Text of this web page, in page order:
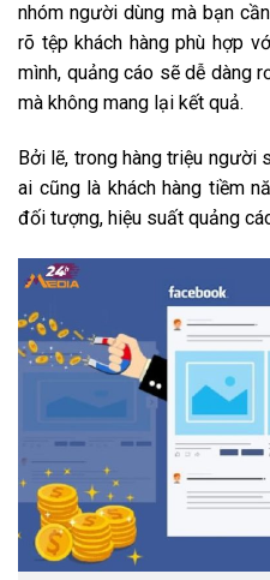
nhóm người dùng mà bạn
rõ tệp khách hàng phù hợp
mình, quảng cáo sẽ dễ dàng
mà không mang lại kết quả.
Bởi lẽ, trong hàng triệu người
ai cũng là khách hàng tiềm
đối tượng, hiệu suất quảng